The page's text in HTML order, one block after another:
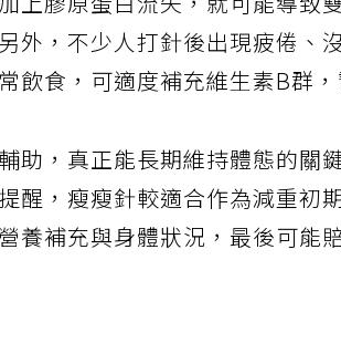
上膠原蛋白流失，就可能導致
外，不少人打針後出現疲倦、
飲食，可適度補充維生素B群，
助，真正能長期維持體態的關
醒，瘦瘦針較適合作為減重初
養補充與身體狀況，最後可能